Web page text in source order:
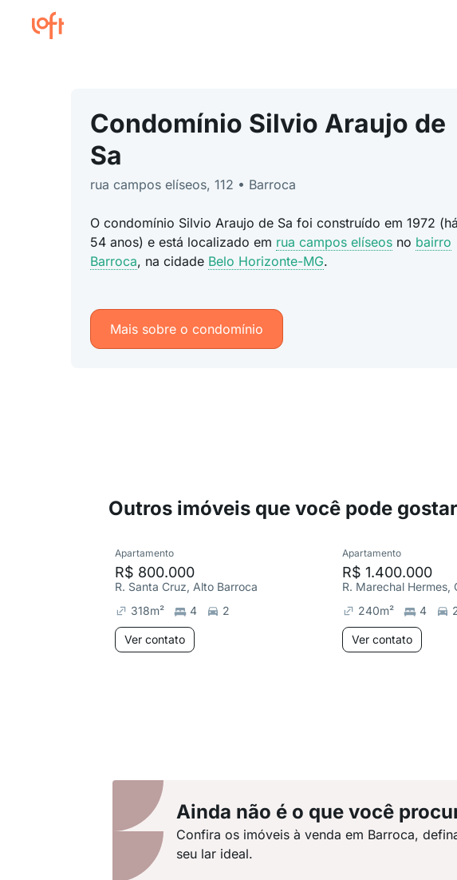
Condomínio Silvio Araujo de
Sa
rua campos elíseos, 112 • Barroca
O condomínio Silvio Araujo de Sa foi construído em 1972 (há
54 anos) e está localizado em rua campos elíseosno bairro
Barroca, na cidade Belo Horizonte-MG.
Mais sobre o condomínio
Outros imóveis que você pode gostar
Apartamento
R$ 800.000
R. Santa Cruz, Alto Barroca
318m² 4 2
Ver contato
Apartamento
R$ 1.400.000
R. Marechal Hermes,
240m² 4
Ver contato
Ainda não é o que você
Confira os imóveis à venda em Barroca,
seu lar ideal.